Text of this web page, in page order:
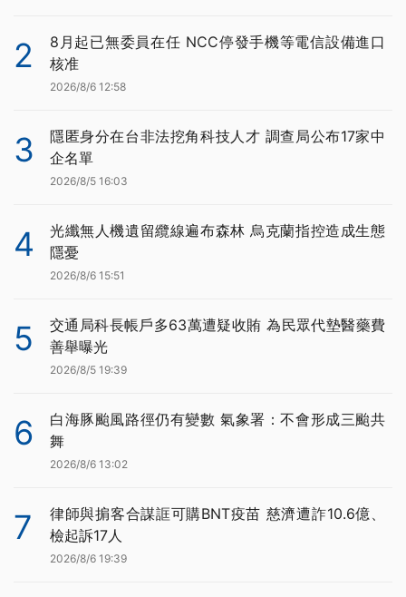
2
8月起已無委員在任 NCC停發手機等電信設備進口
核准
2026/8/6 12:58
3
隱匿身分在台非法挖角科技人才 調查局公布17家中
企名單
2026/8/5 16:03
4
光纖無人機遺留纜線遍布森林 烏克蘭指控造成生態
隱憂
2026/8/6 15:51
5
交通局科長帳戶多63萬遭疑收賄 為民眾代墊醫藥費
善舉曝光
2026/8/5 19:39
6
白海豚颱風路徑仍有變數 氣象署：不會形成三颱共
舞
2026/8/6 13:02
7
律師與掮客合謀誆可購BNT疫苗 慈濟遭詐10.6億、
檢起訴17人
2026/8/6 19:39